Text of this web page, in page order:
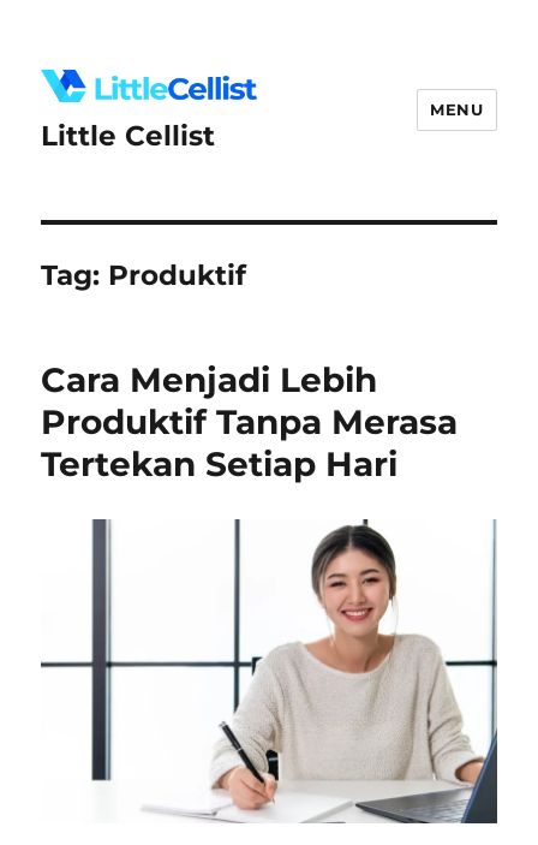
Little Cellist
MENU
Tag: Produktif
Cara Menjadi Lebih
Produktif Tanpa Merasa
Tertekan Setiap Hari